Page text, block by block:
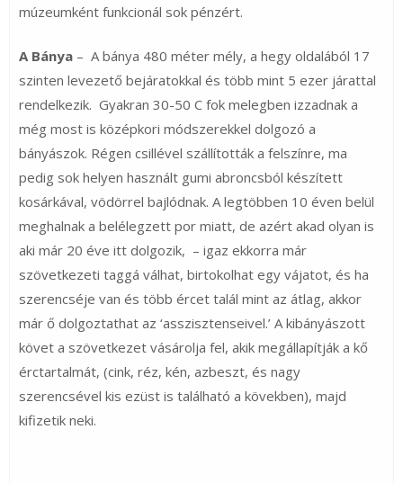
múzeumként funkcionál sok pénzért.
A Bánya – A bánya 480 méter mély, a hegy oldalából 17
szinten levezető bejáratokkal és több mint 5 ezer járattal
rendelkezik. Gyakran 30-50 C fok melegben izzadnak a
még most is középkori módszerekkel dolgozó a
bányászok. Régen csillével szállították a felszínre, ma
pedig sok helyen használt gumi abroncsból készített
kosárkával, vödörrel bajlódnak. A legtöbben 10 éven belül
meghalnak a belélegzett por miatt, de azért akad olyan is
aki már 20 éve itt dolgozik, – igaz ekkorra már
szövetkezeti taggá válhat, birtokolhat egy vájatot, és ha
szerencséje van és több ércet talál mint az átlag, akkor
már ő dolgoztathat az ‘asszisztenseivel.’ A kibányászott
követ a szövetkezet vásárolja fel, akik megállapítják a kő
érctartalmát, (cink, réz, kén, azbeszt, és nagy
szerencsével kis ezüst is található a kövekben), majd
kifizetik neki.